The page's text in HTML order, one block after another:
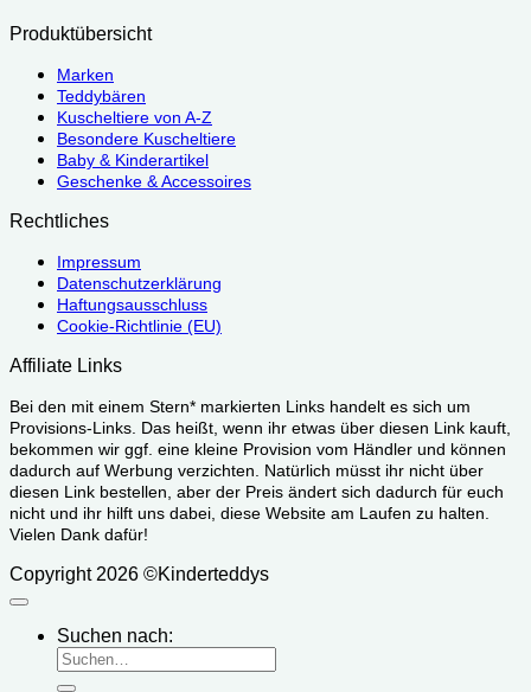
Produktübersicht
Marken
Teddybären
Kuscheltiere von A-Z
Besondere Kuscheltiere
Baby & Kinderartikel
Geschenke & Accessoires
Rechtliches
Impressum
Datenschutzerklärung
Haftungsausschluss
Cookie-Richtlinie (EU)
Affiliate Links
Bei den mit einem Stern* markierten Links handelt es sich um
Provisions-Links. Das heißt, wenn ihr etwas über diesen Link kauft,
bekommen wir ggf. eine kleine Provision vom Händler und können
dadurch auf Werbung verzichten. Natürlich müsst ihr nicht über
diesen Link bestellen, aber der Preis ändert sich dadurch für euch
nicht und ihr hilft uns dabei, diese Website am Laufen zu halten.
Vielen Dank dafür!
Copyright 2026 ©Kinderteddys
Suchen nach: